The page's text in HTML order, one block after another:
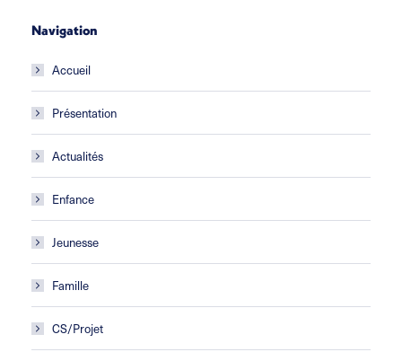
Navigation
Accueil
Présentation
Actualités
Enfance
Jeunesse
Famille
CS/Projet